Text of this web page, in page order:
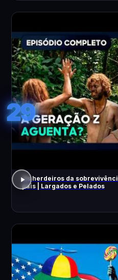
29
Os herdeiros da
pais | Largados e Pelados